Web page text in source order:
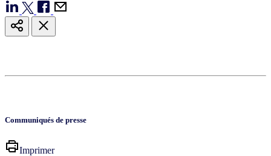
Communiqués de presse
Imprimer